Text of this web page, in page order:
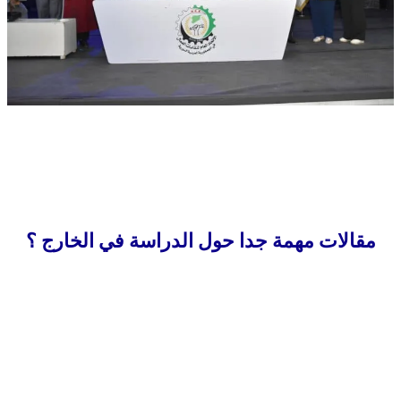
مقالات مهمة جدا حول الدراسة في الخارج ؟